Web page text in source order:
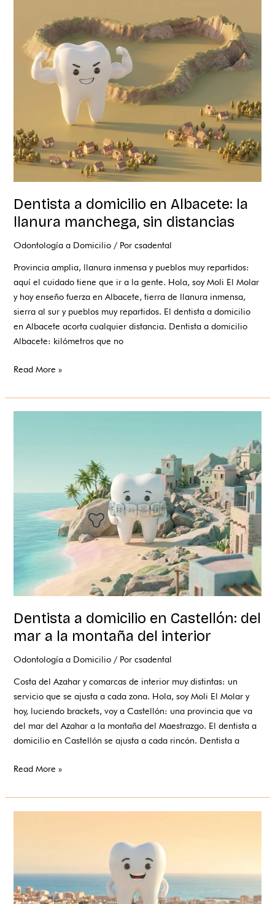
Dentista a domicilio en Albacete: la
llanura manchega, sin distancias
Odontología a Domicilio / Porcsadental
Provincia amplia, llanura inmensa y pueblos muy repartidos:
aquí el cuidado tiene que ir a la gente. Hola, soy Moli El Molar
y hoy enseño fuerza en Albacete, tierra de llanura inmensa,
sierra al sur y pueblos muy repartidos. El dentista a domicilio
en Albacete acorta cualquier distancia. Dentista a domicilio
Albacete: kilómetros que no
domicilio
Albacete:
distancias
Read More »
Dentista a domicilio en Castellón: del
mar a la montaña del interior
Odontología a Domicilio / Porcsadental
Costa del Azahar y comarcas de interior muy distintas: un
servicio que se ajusta a cada zona. Hola, soy Moli El Molar y
hoy, luciendo brackets, voy a Castellón: una provincia que va
del mar del Azahar a la montaña del Maestrazgo. El dentista a
domicilio en Castellón se ajusta a cada rincón. Dentista a
del
a
la
montaña
del
interior
Read More »
Valencia:
de